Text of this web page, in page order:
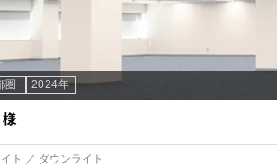
圏 2024年
様
ト ／ ダウンライト